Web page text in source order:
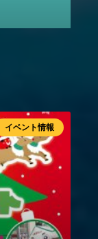
イベント情報